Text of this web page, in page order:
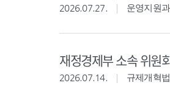
2026.07.27. 운영지원과
재정경제부 소속 위원
2026.07.14. 규제개혁